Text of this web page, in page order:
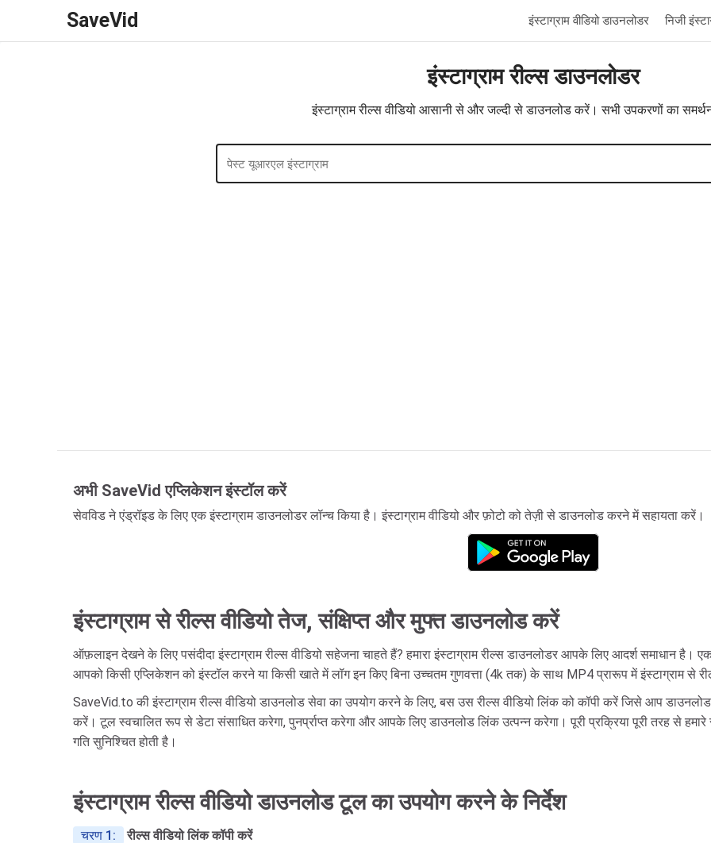
SaveVid इंस्टाग्राम वीडियो डाउनलोडर निजी
इंस्टाग्राम रील्स डाउनलोडर
इंस्टाग्राम रील्स वीडियो आसानी से और जल्दी से डाउनलोड करें। सभी उपकरणों का
अभी SaveVid एप्लिकेशन इंस्टॉल करें
सेवविड ने एंड्रॉइड के लिए एक इंस्टाग्राम डाउनलोडर लॉन्च किया है। इंस्टाग्राम वीडियो और फ़ोटो को तेज़ी से डाउनलोड करने में सहायता करें।
इंस्टाग्राम से रील्स वीडियो तेज, संक्षिप्त और मुफ्त डाउनलोड करें
ऑफ़लाइन देखने के लिए पसंदीदा इंस्टाग्राम रील्स वीडियो सहेजना चाहते हैं? हमारा इंस्टाग्राम रील्स डाउनलोडर आपके लिए आदर्श
आपको किसी एप्लिकेशन को इंस्टॉल करने या किसी खाते में लॉग इन किए बिना उच्चतम गुणवत्ता (4k तक) के साथ MP4 प्रारूप में इंस्टाग्राम से
SaveVid.to की इंस्टाग्राम रील्स वीडियो डाउनलोड सेवा का उपयोग करने के लिए, बस उस रील्स वीडियो लिंक को कॉपी करें जिसे आप
करें। टूल स्वचालित रूप से डेटा संसाधित करेगा, पुनर्प्राप्त करेगा और आपके लिए डाउनलोड लिंक उत्पन्न करेगा। पूरी प्रक्रिया पूरी तरह से
गति सुनिश्चित होती है।
इंस्टाग्राम रील्स वीडियो डाउनलोड टूल का उपयोग करने के निर्देश
चरण 1:
रील्स वीडियो लिंक कॉपी करें